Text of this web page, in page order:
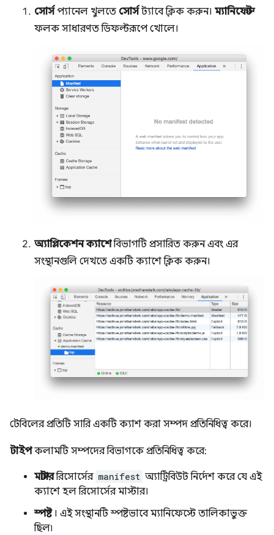
সোর্সপ্যানেল খুলতে সোর্সট্যাবে ক্লিক করুন। ম্যানিফেস্ট
ফলক সাধারণত ডিফল্টরূপে খোলে।
অ্যাপ্লিকেশন ক্যাশেবিভাগটি প্রসারিত করুন এবং এর
সংস্থানগুলি দেখতে একটি ক্যাশে ক্লিক করুন।
টেবিলের প্রতিটি সারি একটি ক্যাশ করা সম্পদ প্রতিনিধিত্ব করে।
টাইপকলামটি সম্পদের বিভাগকে প্রতিনিধিত্ব করে:
মাস্টাররিসোর্সের manifest অ্যাট্রিবিউট নির্দেশ করে যে এই
ক্যাশে হল রিসোর্সের মাস্টার।
স্পষ্ট। এই সংস্থানটি স্পষ্টভাবে ম্যানিফেস্টে তালিকাভুক্ত
ছিল৷